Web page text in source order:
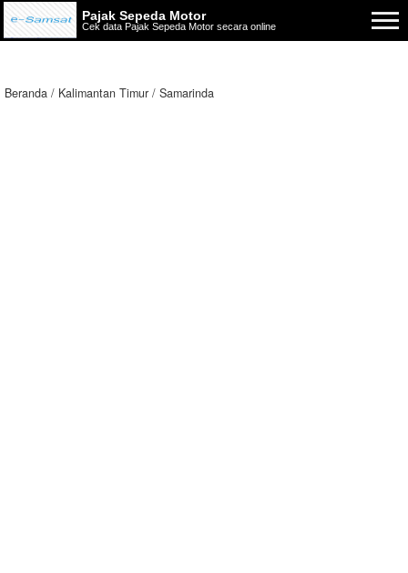
Pajak Sepeda Motor
Cek data Pajak Sepeda Motor secara online
Beranda Kalimantan Timur Samarinda